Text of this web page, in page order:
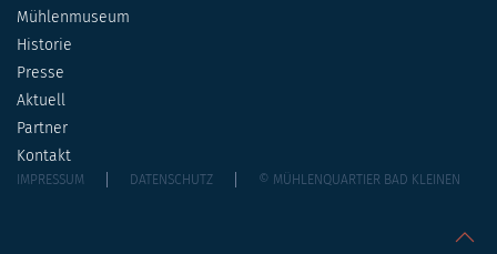
Mühlenmuseum
Historie
Presse
Aktuell
Partner
Kontakt
IMPRESSUM DATENSCHUTZ © MÜHLENQUARTIER BAD KLEINEN